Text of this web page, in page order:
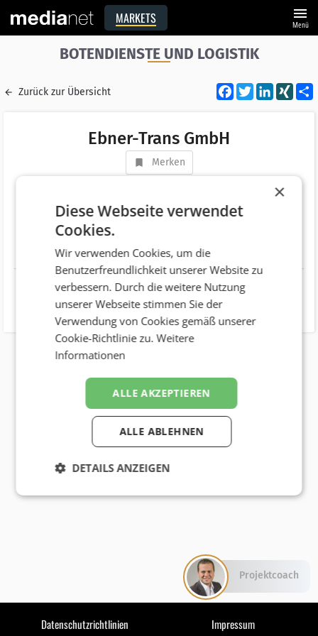
MARKETS menu
Menü
BOTENDIENSTE UND LOGISTIK
Zurück zur Übersicht Facebook
Twitter XING
Ebner-Trans GmbH
Merken
AT 4614 Marchtrenk
Telefonnummer +43 (7243) 52220
Website http://www.ebnertrans.at/
Datenschutzrichtlinien Impressum
×
Diese Webseite verwendet
Cookies.
Wir verwenden Cookies, um die
Benutzerfreundlichkeit unserer Website zu
verbessern. Durch die weitere Nutzung
unserer Webseite stimmen Sie der
Verwendung von Cookies gemäß unserer
Cookie-Richtlinie zu.Weitere
Informationen
ALLE AKZEPTIEREN
ALLE ABLEHNEN
DETAILS ANZEIGEN
Projektcoach